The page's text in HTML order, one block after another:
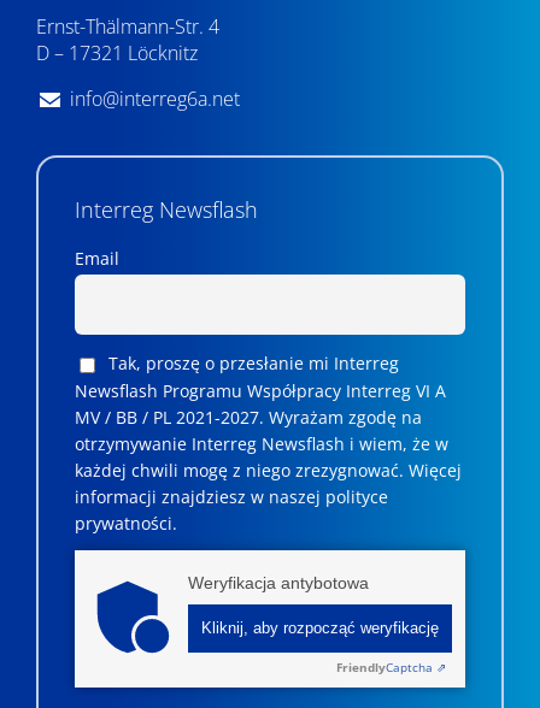
Ernst-Thälmann-Str. 4
D – 17321 Löcknitz
info@interreg6a.net
Interreg Newsflash
Email
Tak, proszę o przesłanie mi Interreg
Newsflash Programu Współpracy Interreg VI A
MV / BB / PL 2021-2027. Wyrażam zgodę na
otrzymywanie Interreg Newsflash i wiem, że w
każdej chwili mogę z niego zrezygnować. ­­Więcej
informacji znajdziesz w naszej polityce
prywatności.
Weryfikacja antybotowa
Kliknij, aby rozpocząć weryfikację
FriendlyCaptcha ⇗